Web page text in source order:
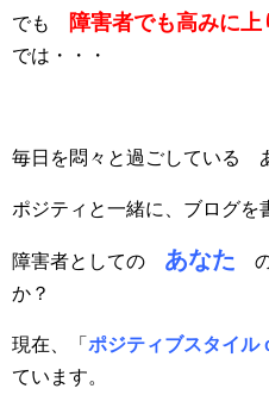
でも 障害者でも高みに上
では・・・
毎日を悶々と過ごしている
ポジティと一緒に、ブログを
障害者としての あなた の
か？
現在、「 ポジティブスタイル
ています。